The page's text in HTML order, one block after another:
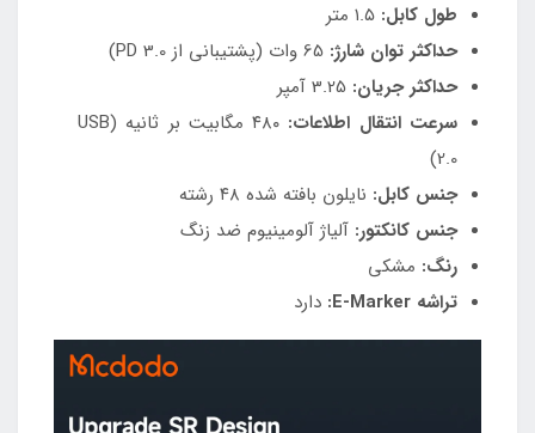
طول کابل:
حداکثر توان شارژ:
حداکثر جریان:
سرعت انتقال اطلاعات:
۴۸۰ مگابیت بر ثانیه (USB
2.0)
جنس کابل: نایلون بافته شده ۴۸ رشته
جنس کانکتور: آلیاژ آلومینیوم ضد زنگ
رنگ: مشکی
تراشه E-Marker:
دارد